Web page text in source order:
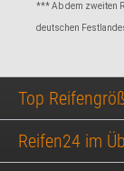
*** Ab dem zweiten
deutschen
Top
Reifen24 im